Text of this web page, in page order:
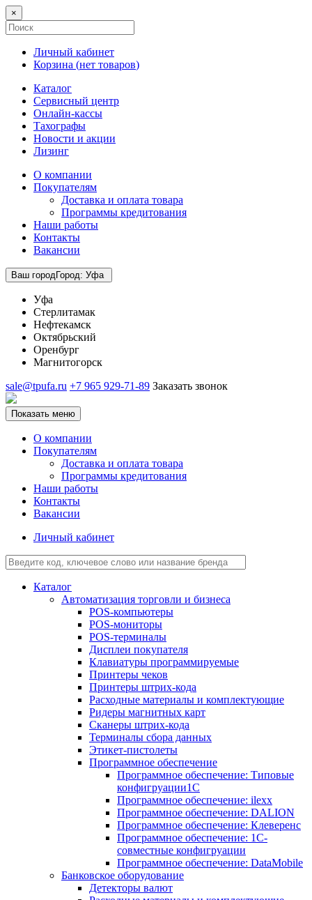
×
Личный кабинет
Корзина (нет товаров)
Каталог
Сервисный центр
Онлайн-кассы
Тахографы
Новости и акции
Лизинг
О компании
Покупателям
Доставка и оплата товара
Программы кредитования
Наши работы
Контакты
Вакансии
Ваш городГород: Уфа
Уфа
Стерлитамак
Нефтекамск
Октябрьский
Оренбург
Магнитогорск
sale@tpufa.ru +7 965 929-71-89 Заказать звонок
Показать меню
О компании
Покупателям
Доставка и оплата товара
Программы кредитования
Наши работы
Контакты
Вакансии
Личный кабинет
Каталог
Автоматизация торговли и бизнеса
POS-компьютеры
POS-мониторы
POS-терминалы
Дисплеи покупателя
Клавиатуры программируемые
Принтеры чеков
Принтеры штрих-кода
Расходные материалы и комплектующие
Ридеры магнитных карт
Сканеры штрих-кода
Терминалы сбора данных
Этикет-пистолеты
Программное обеспечение
Программное обеспечение: Типовые
конфигруации1С
Программное обеспечение: ilexx
Программное обеспечение: DALION
Программное обеспечение: Клеверенс
Программное обеспечение: 1С-
совместные конфигруации
Программное обеспечение: DataMobile
Банковское оборудование
Детекторы валют